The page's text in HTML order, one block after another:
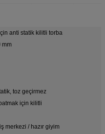
anti statik kilitli torba
mm
toz geçirmez
için kilitli
merkezi / hazır giyim